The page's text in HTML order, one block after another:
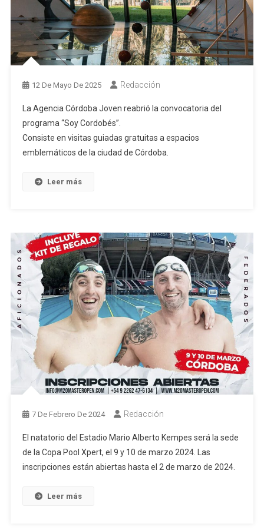
12 De Mayo De 2025 Redacción
La Agencia Córdoba Joven reabrió la convocatoria del
programa “Soy Cordobés”.
Consiste en visitas guiadas gratuitas a espacios
emblemáticos de la ciudad de Córdoba.
Leer más
7 De Febrero De 2024 Redacción
El natatorio del Estadio Mario Alberto Kempes será la sede
de la Copa Pool Xpert, el 9 y 10 de marzo 2024. Las
inscripciones están abiertas hasta el 2 de marzo de 2024.
Leer más